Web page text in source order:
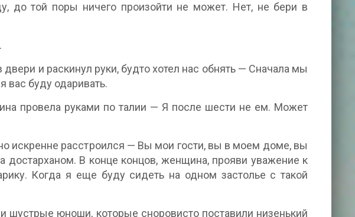
до той поры ничего произойти не может. Нет, не бери в
и раскинул руки, будто хотел нас обнять — Сначала мы
вас буду одаривать.
провела руками по талии — Я после шести не ем. Может
искренне расстроился — Вы мои гости, вы в моем доме, вы
достарханом. В конце концов, женщина, прояви уважение к
Когда я еще буду сидеть на одном застолье с такой
шустрые юноши, которые сноровисто поставили низенький